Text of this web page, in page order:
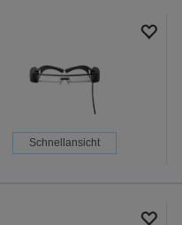
Schnellansicht